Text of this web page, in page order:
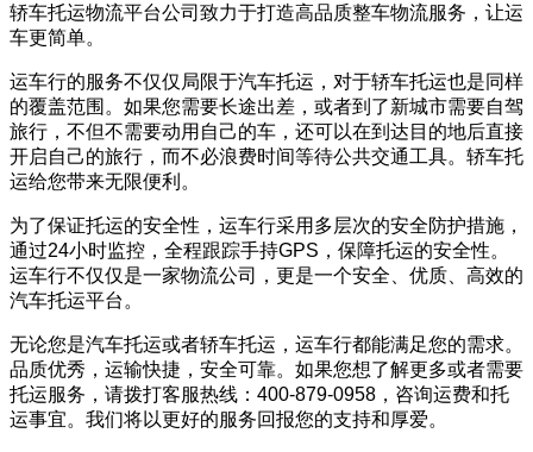
轿车托运物流平台公司致力于打造高品质整车物流服务，让运
车更简单。
运车行的服务不仅仅局限于汽车托运，对于轿车托运也是同样
的覆盖范围。如果您需要长途出差，或者到了新城市需要自驾
旅行，不但不需要动用自己的车，还可以在到达目的地后直接
开启自己的旅行，而不必浪费时间等待公共交通工具。轿车托
运给您带来无限便利。
为了保证托运的安全性，运车行采用多层次的安全防护措施，
通过24小时监控，全程跟踪手持GPS，保障托运的安全性。
运车行不仅仅是一家物流公司，更是一个安全、优质、高效的
汽车托运平台。
无论您是汽车托运或者轿车托运，运车行都能满足您的需求。
品质优秀，运输快捷，安全可靠。如果您想了解更多或者需要
托运服务，请拨打客服热线：400-879-0958，咨询运费和托
运事宜。我们将以更好的服务回报您的支持和厚爱。